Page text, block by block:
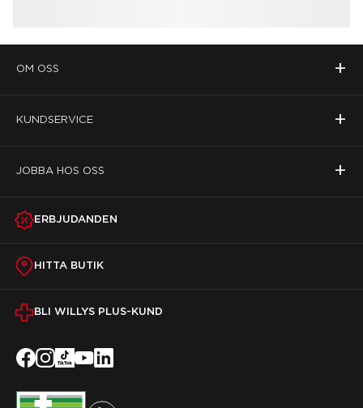
OM OSS +
KUNDSERVICE +
JOBBA HOS OSS +
ERBJUDANDEN
HITTA BUTIK
BLI WILLYS PLUS-KUND